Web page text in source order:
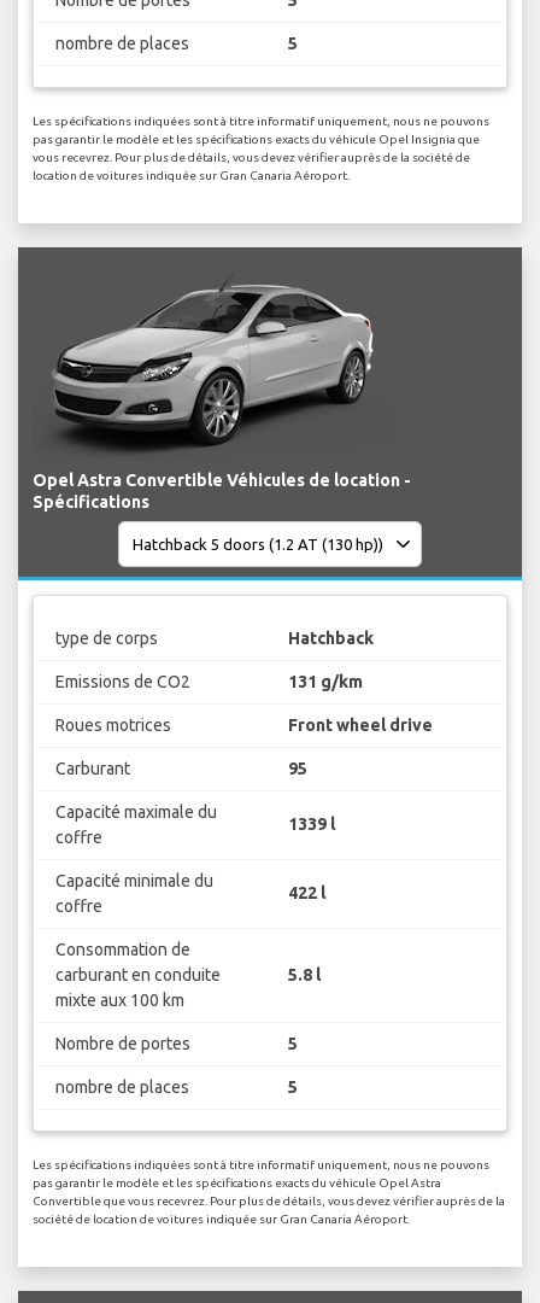
nombre de places 5
Les spécifications indiquées sont à titre informatif uniquement, nous ne pouvons
pas garantir le modèle et les spécifications exacts du véhicule Opel Insignia que
vous recevrez. Pour plus de détails, vous devez vérifier auprès de la société de
location de voitures indiquée sur Gran Canaria Aéroport.
Opel Astra Convertible Véhicules de location -
Spécifications
type de corps Hatchback
Emissions de CO2 131 g/km
Roues motrices Front wheel drive
Carburant 95
Capacité maximale du
coffre
1339 l
Capacité minimale du
coffre
422 l
Consommation de
carburant en conduite
mixte aux 100 km
5.8 l
Nombre de portes 5
nombre de places 5
Les spécifications indiquées sont à titre informatif uniquement, nous ne pouvons
pas garantir le modèle et les spécifications exacts du véhicule Opel Astra
Convertible que vous recevrez. Pour plus de détails, vous devez vérifier auprès de la
société de location de voitures indiquée sur Gran Canaria Aéroport.